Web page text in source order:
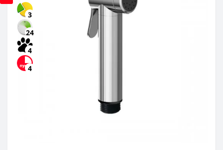
3
24
4
4